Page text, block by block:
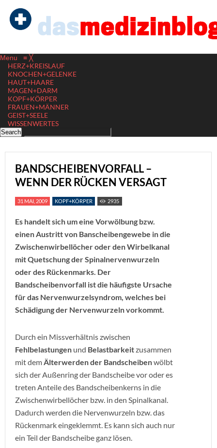
Menu ≡ ╳
HERZ+KREISLAUF
KNOCHEN+GELENKE
HAUT+HAARE
MAGEN+DARM
KOPF+KÖRPER
FRAUEN+MÄNNER
GEIST+SEELE
WISSENWERTES
BANDSCHEIBENVORFALL –
WENN DER RÜCKEN VERSAGT
31 MAI, 2009 KOPF+KÖRPER 2935
Es handelt sich um eine Vorwölbung bzw.
einen Austritt von Banscheibengewebe in die
Zwischenwirbellöcher oder den Wirbelkanal
mit Quetschung der Spinalnervenwurzeln
oder des Rückenmarks. Der
Bandscheibenvorfall ist die häufigste Ursache
für das Nervenwurzelsyndrom, welches bei
Schädigung der Nervenwurzeln vorkommt.
Durch ein Missverhältnis zwischen
Fehlbelastungen und Belastbarkeitzusammen
mit demÄlterwerden der Bandscheibenwölbt
sich der Außenring der Bandscheibe vor oder es
treten Anteile des Bandscheibenkerns in die
Zwischenwirbellöcher bzw. in den Spinalkanal.
Dadurch werden die Nervenwurzeln bzw. das
Rückenmark eingeklemmt. Es kann sich auch nur
ein Teil der Bandscheibe ganz lösen.